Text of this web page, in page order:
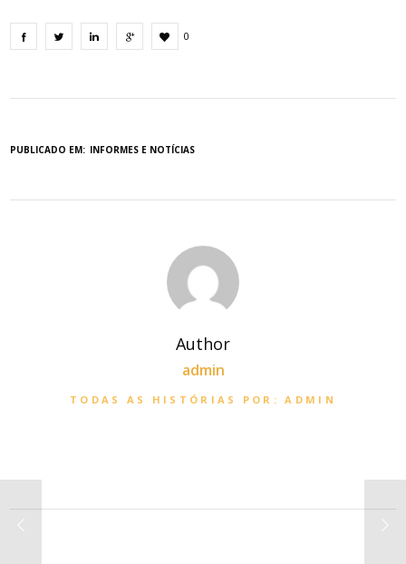
0
PUBLICADO EM: INFORMES E NOTÍCIAS
Author
admin
TODAS AS HISTÓRIAS POR: ADMIN